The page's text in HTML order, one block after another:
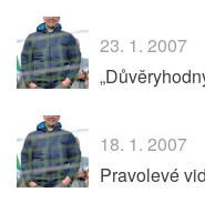
23. 1. 2007
18. 1. 2007
Pravolevé